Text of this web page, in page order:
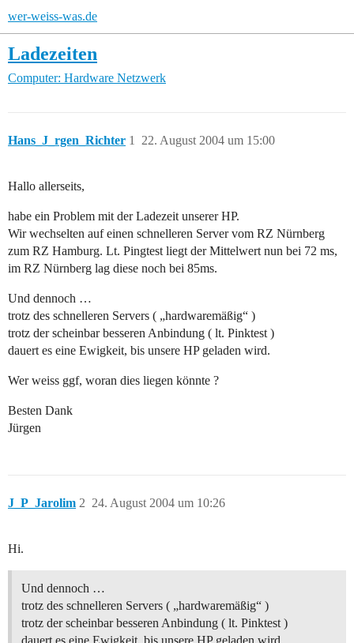
wer-weiss-was.de
Ladezeiten
Computer: Hardware Netzwerk
Hans_J_rgen_Richter 22. August 2004 um 15:00
1
Hallo allerseits,
habe ein Problem mit der Ladezeit unserer HP.
Wir wechselten auf einen schnelleren Server vom RZ Nürnberg
zum RZ Hamburg. Lt. Pingtest liegt der Mittelwert nun bei 72 ms,
im RZ Nürnberg lag diese noch bei 85ms.
Und dennoch …
trotz des schnelleren Servers ( „hardwaremäßig“ )
trotz der scheinbar besseren Anbindung ( lt. Pinktest )
dauert es eine Ewigkeit, bis unsere HP geladen wird.
Wer weiss ggf, woran dies liegen könnte ?
Besten Dank
Jürgen
J_P_Jarolim 24. August 2004 um 10:26
2
Hi.
Und dennoch …
trotz des schnelleren Servers ( „hardwaremäßig“ )
trotz der scheinbar besseren Anbindung ( lt. Pinktest )
dauert es eine Ewigkeit, bis unsere HP geladen wird.